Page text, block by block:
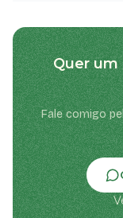
Quer um
Fale comigo